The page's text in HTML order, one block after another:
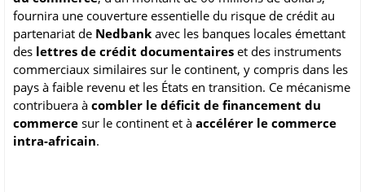
fournira une couverture essentielle du risque de crédit au
partenariat de Nedbank avec les banques locales émettant
des lettres de crédit documentaires et des instruments
commerciaux similaires sur le continent, y compris dans les
pays à faible revenu et les États en transition. Ce mécanisme
contribuera à combler le déficit de financement du
commerce sur le continent et à accélérer le commerce
intra-africain.